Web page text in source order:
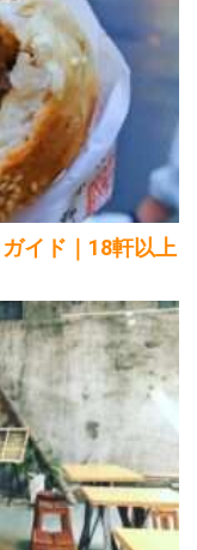
イド｜18軒以上